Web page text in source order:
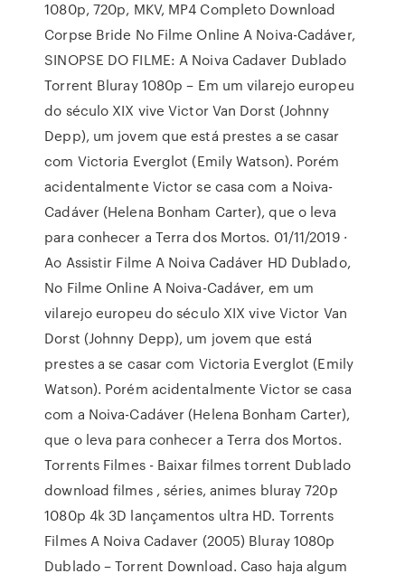
1080p, 720p, MKV, MP4 Completo Download
Corpse Bride No Filme Online A Noiva-Cadáver,
SINOPSE DO FILME: A Noiva Cadaver Dublado
Torrent Bluray 1080p – Em um vilarejo europeu
do século XIX vive Victor Van Dorst (Johnny
Depp), um jovem que está prestes a se casar
com Victoria Everglot (Emily Watson). Porém
acidentalmente Victor se casa com a Noiva-
Cadáver (Helena Bonham Carter), que o leva
para conhecer a Terra dos Mortos. 01/11/2019 ·
Ao Assistir Filme A Noiva Cadáver HD Dublado,
No Filme Online A Noiva-Cadáver, em um
vilarejo europeu do século XIX vive Victor Van
Dorst (Johnny Depp), um jovem que está
prestes a se casar com Victoria Everglot (Emily
Watson). Porém acidentalmente Victor se casa
com a Noiva-Cadáver (Helena Bonham Carter),
que o leva para conhecer a Terra dos Mortos.
Torrents Filmes - Baixar filmes torrent Dublado
download filmes , séries, animes bluray 720p
1080p 4k 3D lançamentos ultra HD. Torrents
Filmes A Noiva Cadaver (2005) Bluray 1080p
Dublado – Torrent Download. Caso haja algum